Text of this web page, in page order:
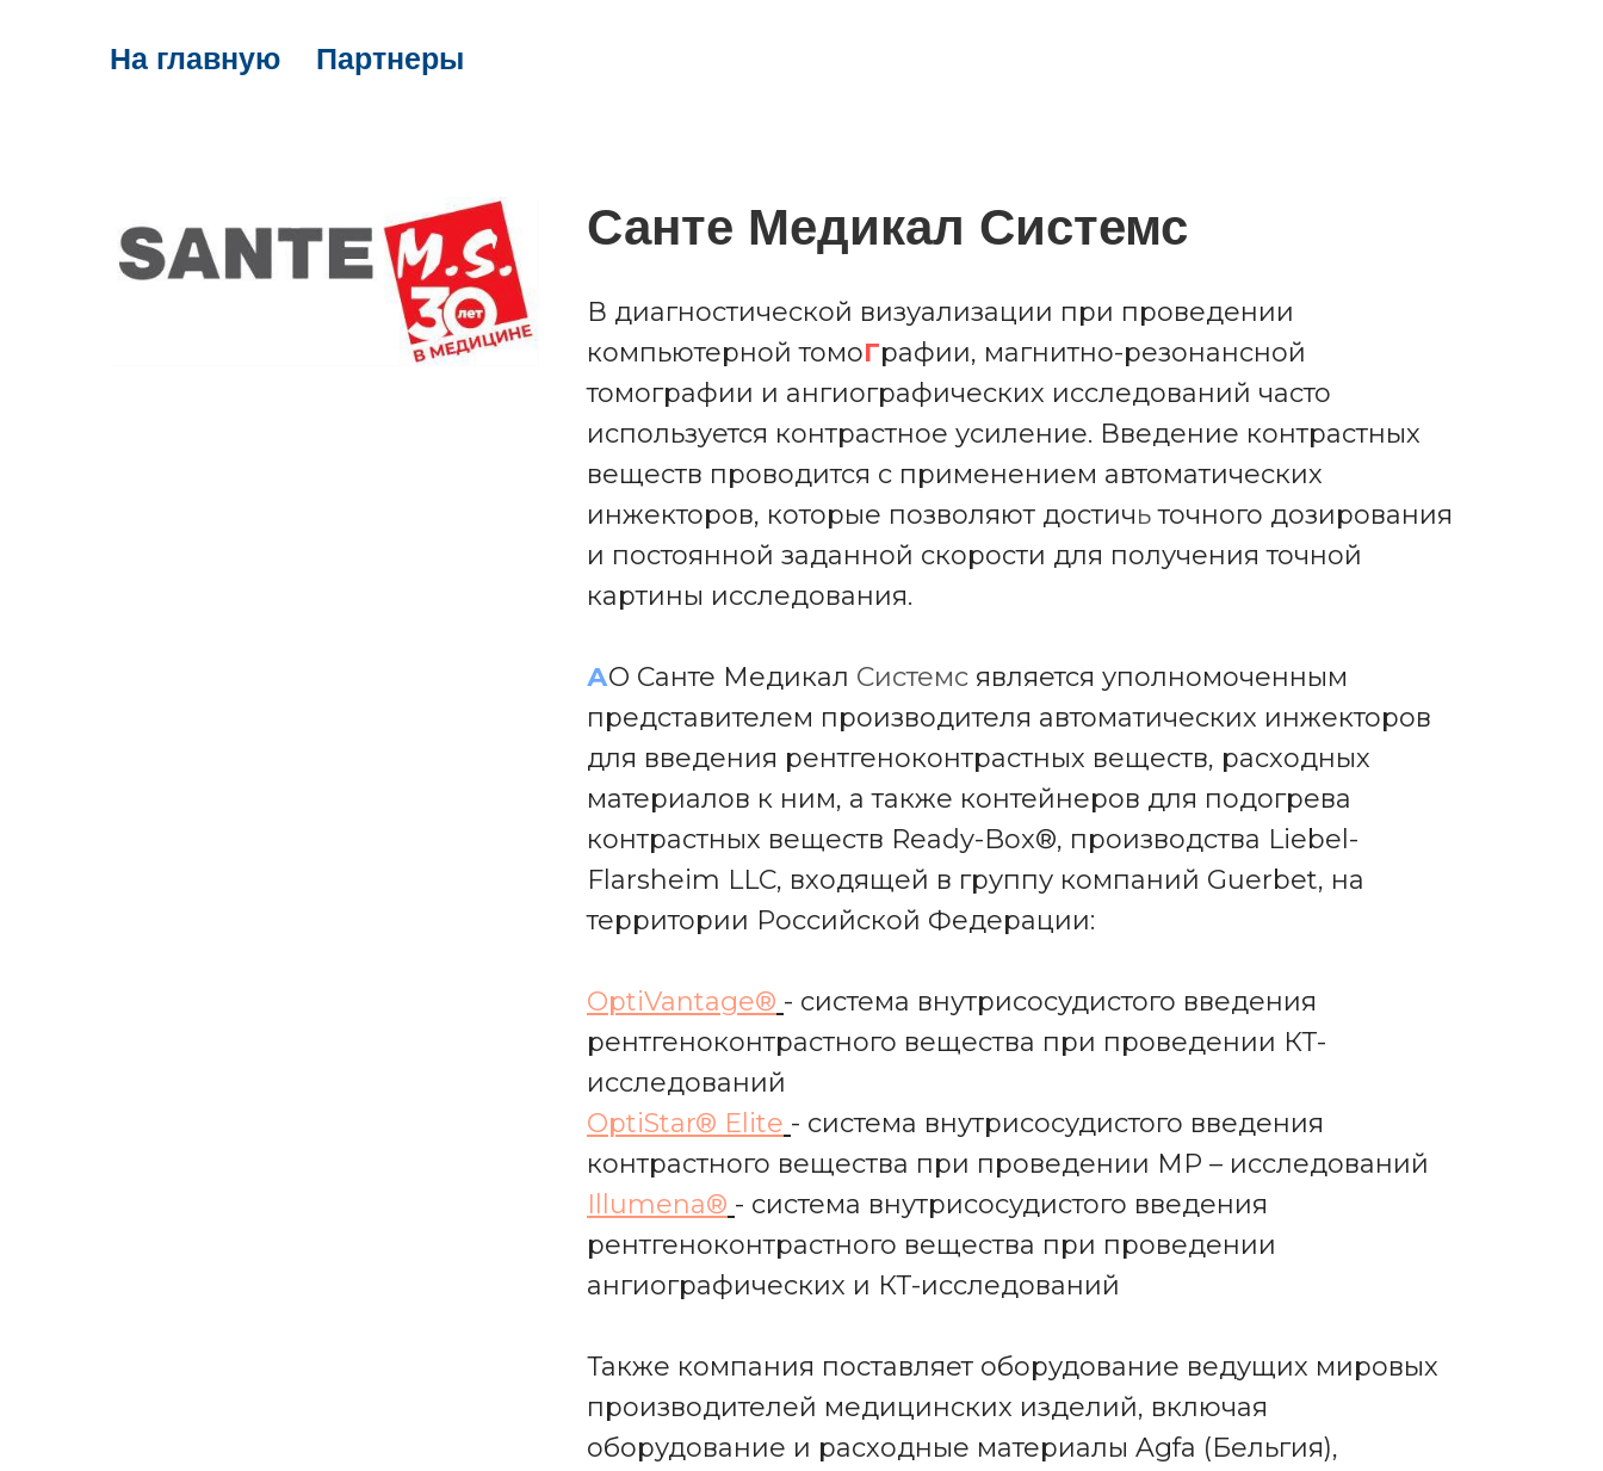
На главную Партнеры
Санте Медикал Системс
В диагностической визуализации при проведении
компьютерной томоГрафии, магнитно-резонансной
томографии и ангиографических исследований часто
используется контрастное усиление. Введение контрастных
веществ проводится с применением автоматических
инжекторов, которые позволяют достичьточного дозирования
и постоянной заданной скорости для получения точной
картины исследования.
АО Санте Медикал Системс является уполномоченным
представителем производителя автоматических инжекторов
для введения рентгеноконтрастных веществ, расходных
материалов к ним, а также контейнеров для подогрева
контрастных веществ Ready-Box®, производства Liebel-
Flarsheim LLC, входящей в группу компаний Guerbet, на
территории Российской Федерации:
OptiVantage® - система внутрисосудистого введения
рентгеноконтрастного вещества при проведении КТ-
исследований
OptiStar® Elite - система внутрисосудистого введения
контрастного вещества при проведении МР – исследований
Illumena® - система внутрисосудистого введения
рентгеноконтрастного вещества при проведении
ангиографических и КТ-исследований
Также компания поставляет оборудование ведущих мировых
производителей медицинских изделий, включая
оборудование и расходные материалы Agfa (Бельгия),